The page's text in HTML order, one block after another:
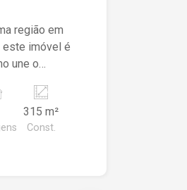
em
este imóvel é
une o
ao ar livre
conta de um
315 m²
Const.